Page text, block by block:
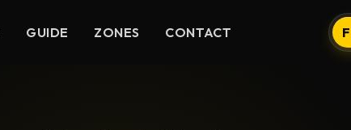
GUIDE ZONES CONTACT